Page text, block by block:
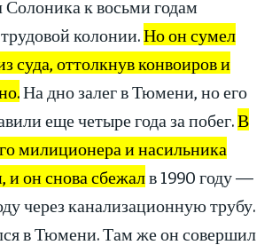
к восьми годам
колонии.Но он сумел
суда, оттолкнув конвоиров и
На дно залег в Тюмени, но его
еще четыре года за побег.В
милиционера и насильника
и он снова сбежалв 1990 году —
через канализационную трубу.
в Тюмени. Там же он совершил